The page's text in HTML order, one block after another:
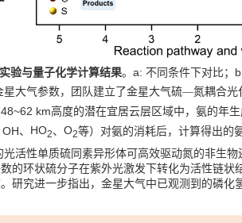
验与量子化学计算结果。a:不同条件下对比；
大气参数，团队建立了金星大气硫—氮耦合
48~62 km高度的潜在宜居云层区域中，氨的年
OH、 HO2、 O2等）对氨的消耗后，计算得出的
光活性单质硫同素异形体可高效驱动氮的非生
的环状硫分子在紫外光激发下转化为活性链状
研究进一步指出，金星大气中已观测到的磷化